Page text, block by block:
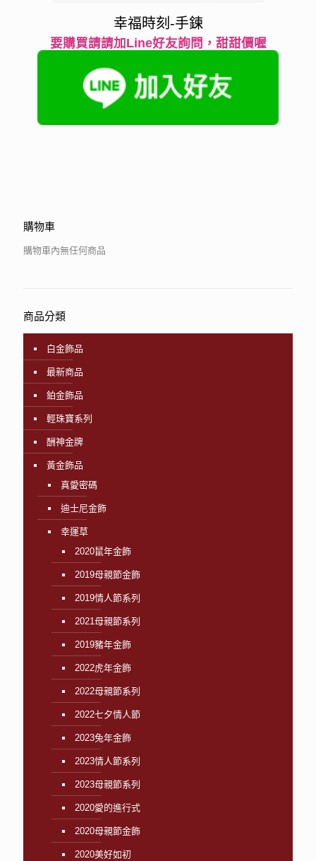
幸福時刻-手鍊
要購買請請加Line好友詢問，甜甜價喔
購物車
購物車內無任何商品
商品分類
白金飾品
最新商品
鉑金飾品
輕珠寶系列
酬神金牌
黃金飾品
真愛密碼
迪士尼金飾
幸運草
2020鼠年金飾
2019母親節金飾
2019情人節系列
2021母親節系列
2019豬年金飾
2022虎年金飾
2022母親節系列
2022七夕情人節
2023兔年金飾
2023情人節系列
2023母親節系列
2020愛的進行式
2020母親節金飾
2020美好如初